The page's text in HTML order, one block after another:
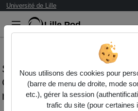
Université de Lille
Lille.Pod
Statistiques de
Chapitre 4, savoir-faire 4-
résolution
Nous utilisons des cookies pour
(barre de menu de droite, mode
etc.), gérer la session
trafic du site (pour certaines